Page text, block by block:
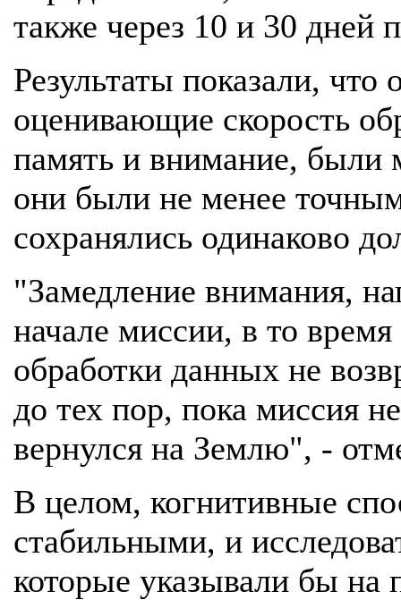
также через 10 и 30 дней
Результаты показали, что
оценивающие скорость
память и внимание, были
они были не менее
сохранялись одинаково
"Замедление внимания,
начале миссии, в то
обработки данных не
до тех пор, пока миссия
вернулся на Землю", -
В целом, когнитивные
стабильными, и
которые указывали бы на